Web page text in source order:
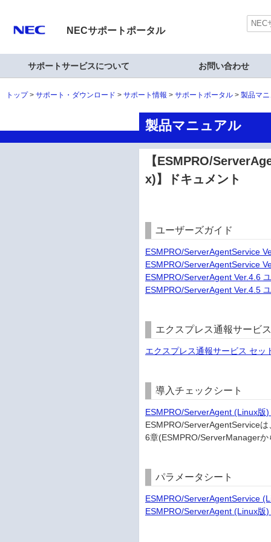
NECサポートポータル
サポートサービスについて お問い合わせ
トップ サポート・ダウンロード サポート情報 サポートポータル 製品マ
製品マニュアル
【ESMPRO/
x)】ドキュメント
ユーザーズガイド
ESMPRO/ServerAgentService
ESMPRO/ServerAgentService
ESMPRO/ServerAgent Ver.4.6
ESMPRO/ServerAgent Ver.4.5
エクスプレス通報サービ
エクスプレス通報サービス セッ
導入チェックシート
ESMPRO/ServerAgent (Linux版
ESMPRO/ServerAgentService
6章(ESMPRO/ServerManager
パラメータシート
ESMPRO/ServerAgentService
ESMPRO/ServerAgent (Linux版